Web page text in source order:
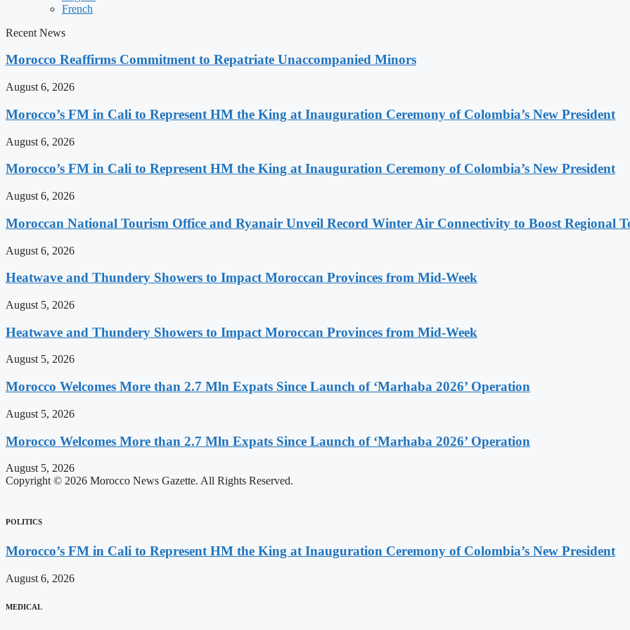
French
Recent News
Morocco Reaffirms Commitment to Repatriate Unaccompanied Minors
August 6, 2026
Morocco’s FM in Cali to Represent HM the King at Inauguration Ceremony of Colombia’s New President
August 6, 2026
Morocco’s FM in Cali to Represent HM the King at Inauguration Ceremony of Colombia’s New President
August 6, 2026
Moroccan National Tourism Office and Ryanair Unveil Record Winter Air Connectivity to Boost Regional
August 6, 2026
Heatwave and Thundery Showers to Impact Moroccan Provinces from Mid-Week
August 5, 2026
Heatwave and Thundery Showers to Impact Moroccan Provinces from Mid-Week
August 5, 2026
Morocco Welcomes More than 2.7 Mln Expats Since Launch of ‘Marhaba 2026’ Operation
August 5, 2026
Morocco Welcomes More than 2.7 Mln Expats Since Launch of ‘Marhaba 2026’ Operation
August 5, 2026
Copyright © 2026 Morocco News Gazette. All Rights Reserved.
POLITICS
Morocco’s FM in Cali to Represent HM the King at Inauguration Ceremony of Colombia’s New President
August 6, 2026
MEDICAL